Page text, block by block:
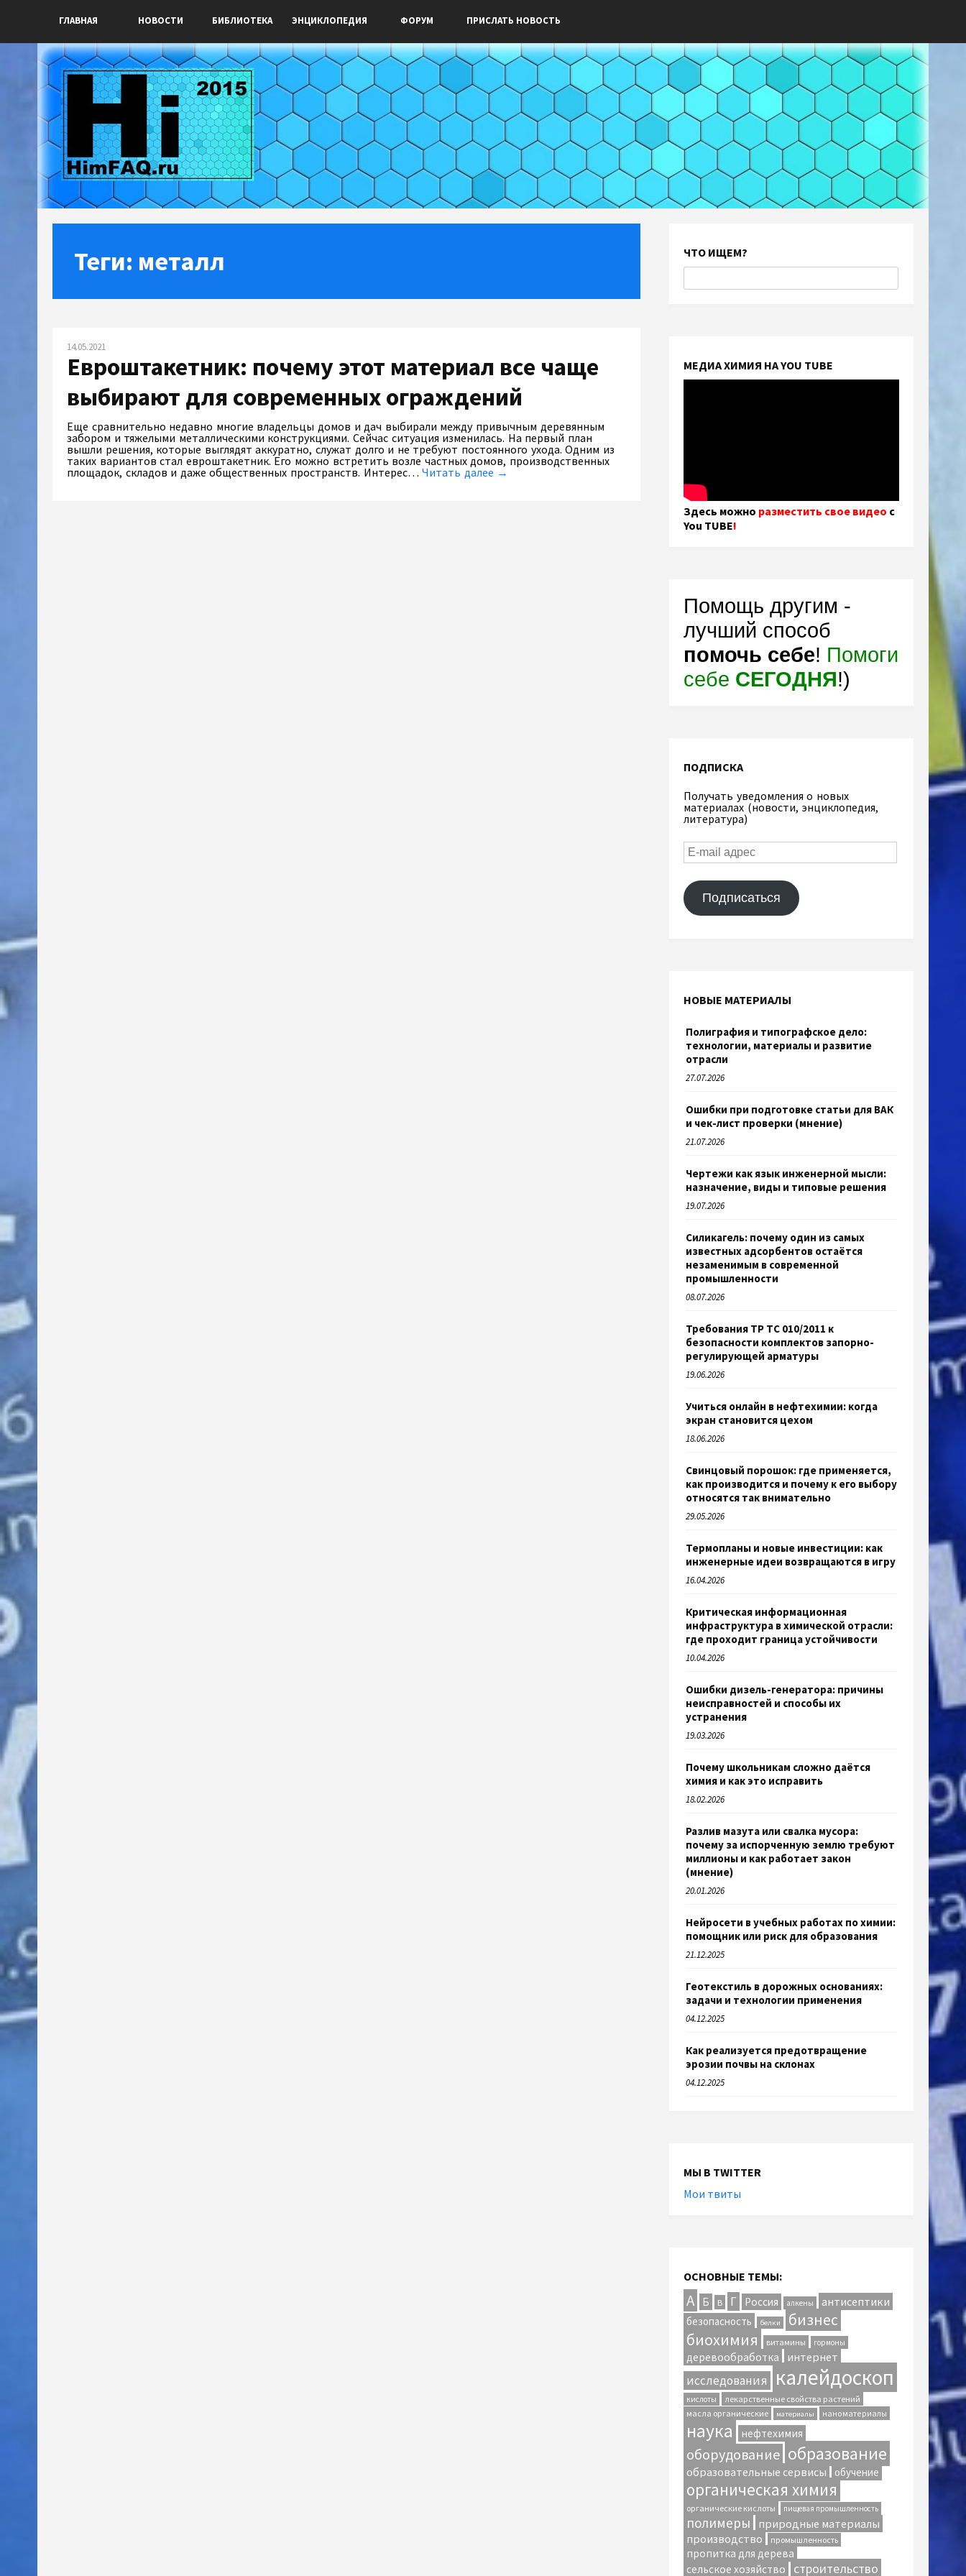
ГЛАВНАЯ НОВОСТИ БИБЛИОТЕКА ЭНЦИКЛОПЕДИЯ ФОРУМ ПРИСЛАТЬ НОВОСТЬ
Теги: металл
14.05.2021
Евроштакетник: почему этот материал все чаще
выбирают для современных ограждений
Еще сравнительно недавно многие владельцы домов и дач выбирали между привычным деревянным
забором и тяжелыми металлическими конструкциями. Сейчас ситуация изменилась. На первый план
вышли решения, которые выглядят аккуратно, служат долго и не требуют постоянного ухода. Одним из
таких вариантов стал евроштакетник. Его можно встретить возле частных домов, производственных
площадок, складов и даже общественных пространств. Интерес…Читать далее →
ЧТО ИЩЕМ?
МЕДИА ХИМИЯ НА YOU TUBE
Здесь можно разместить свое видео с
You TUBE!
Помощь другим -
лучший способ
помочь себе! Помоги
себе СЕГОДНЯ!)
ПОДПИСКА
Получать уведомления о новых
материалах (новости, энциклопедия,
литература)
Подписаться
НОВЫЕ МАТЕРИАЛЫ
Полиграфия и типографское дело:
технологии, материалы и развитие
отрасли
27.07.2026
Ошибки при подготовке статьи для ВАК
и чек-лист проверки (мнение)
21.07.2026
Чертежи как язык инженерной мысли:
назначение, виды и типовые решения
19.07.2026
Силикагель: почему один из самых
известных адсорбентов остаётся
незаменимым в современной
промышленности
08.07.2026
Требования ТР ТС 010/2011 к
безопасности комплектов запорно-
регулирующей арматуры
19.06.2026
Учиться онлайн в нефтехимии: когда
экран становится цехом
18.06.2026
Свинцовый порошок: где применяется,
как производится и почему к его выбору
относятся так внимательно
29.05.2026
Термопланы и новые инвестиции: как
инженерные идеи возвращаются в игру
16.04.2026
Критическая информационная
инфраструктура в химической отрасли:
где проходит граница устойчивости
10.04.2026
Ошибки дизель-генератора: причины
неисправностей и способы их
устранения
19.03.2026
Почему школьникам сложно даётся
химия и как это исправить
18.02.2026
Разлив мазута или свалка мусора:
почему за испорченную землю требуют
миллионы и как работает закон
(мнение)
20.01.2026
Нейросети в учебных работах по химии:
помощник или риск для образования
21.12.2025
Геотекстиль в дорожных основаниях:
задачи и технологии применения
04.12.2025
Как реализуется предотвращение
эрозии почвы на склонах
04.12.2025
МЫ В TWITTER
Мои твиты
ОСНОВНЫЕ ТЕМЫ:
А Б В Г Россия алкены антисептики
безопасность белки бизнес
биохимия витамины гормоны
деревообработка интернет
исследования калейдоскоп
кислоты
лекарственные свойства растений
масла органические
материалы наноматериалы
наука нефтехимия
оборудование образование
образовательные сервисы обучение
органическая химия
органические кислоты пищевая промышленность
полимеры
природные материалы
производство
промышленность
пропитка для дерева
сельское хозяйство
строительство